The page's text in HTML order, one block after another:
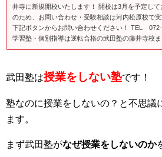
井寺に新規開校いたします！ 開校は3月を予定し
のため、お問い合わせ・受験相談は河内松原校で
下記ボタンからお問い合わせください！ TEL 072-
学習塾・個別指導は逆転合格の武田塾の藤井寺校ま
武田塾は授業をしない塾です！
塾なのに授業をしないの？と不思議
ます。
まず武田塾がなぜ授業をしないのか